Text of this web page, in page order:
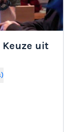
uit